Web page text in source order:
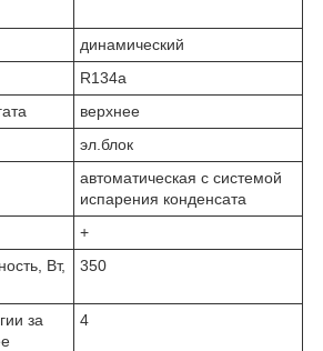
динамический
R134a
верхнее
эл.блок
автоматическая с системой
испарения конденсата
+
Вт,
350
за
4